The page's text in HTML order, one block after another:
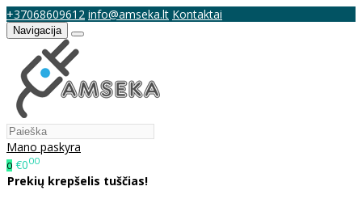
+37068609612 info@amseka.lt Kontaktai
Navigacija
Mano paskyra
0 €000
Prekių krepšelis tuščias!